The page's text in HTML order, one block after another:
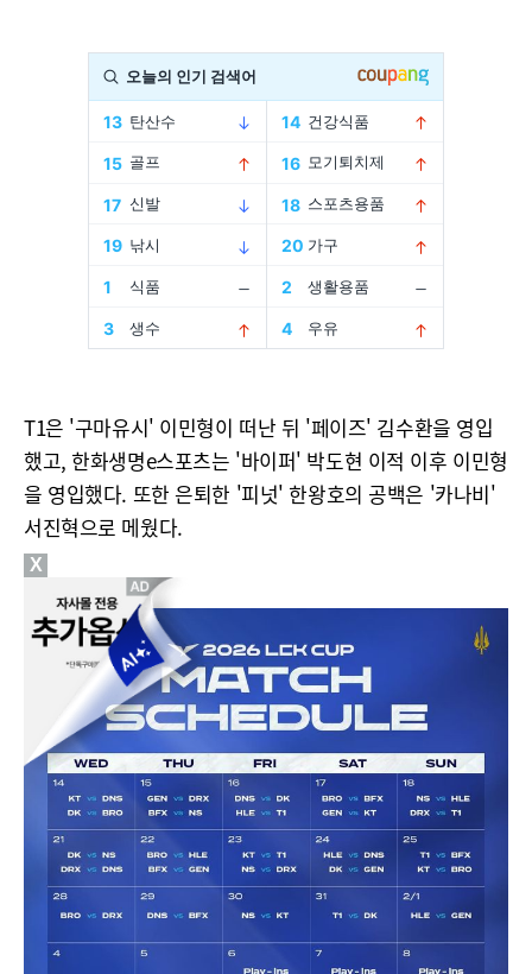
T1은 '구마유시' 이민형이 떠난 뒤 '페이즈' 김수환을 영입
했고, 한화생명e스포츠는 '바이퍼' 박도현 이적 이후 이민형
을 영입했다. 또한 은퇴한 '피넛' 한왕호의 공백은 '카나비'
서진혁으로 메웠다.
X